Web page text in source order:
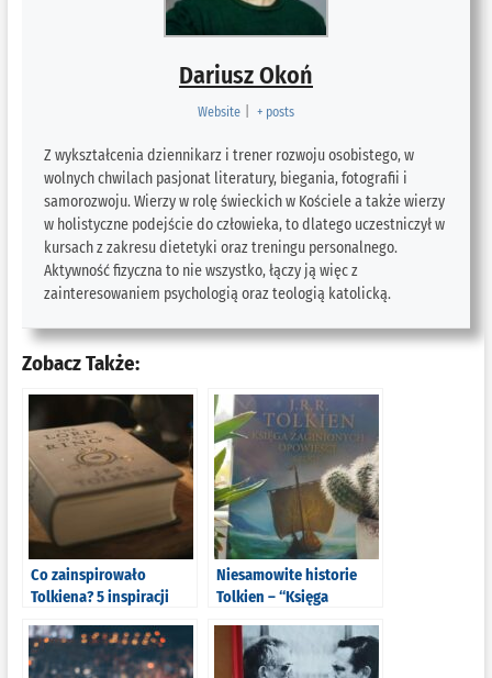
Dariusz Okoń
Website + posts
Z wykształcenia dziennikarz i trener rozwoju osobistego, w
wolnych chwilach pasjonat literatury, biegania, fotografii i
samorozwoju. Wierzy w rolę świeckich w Kościele a także wierzy
w holistyczne podejście do człowieka, to dlatego uczestniczył w
kursach z zakresu dietetyki oraz treningu personalnego.
Aktywność fizyczna to nie wszystko, łączy ją więc z
zainteresowaniem psychologią oraz teologią katolicką.
Zobacz Także:
Co zainspirowało
Tolkiena? 5 inspiracji
(nie tylko) “Władcy
Pierścieni”
Niesamowite historie
Tolkien – “Księga
cz.1 [recenzja]